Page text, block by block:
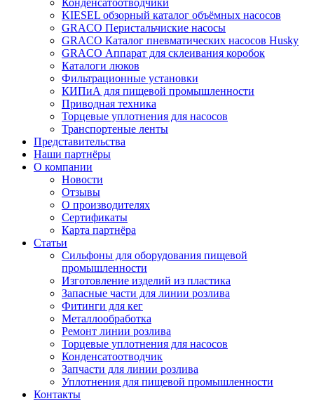
Конденсатоотводчики
KIESEL обзорный каталог объёмных насосов
GRACO Перистальчиские насосы
GRACO Каталог пневматических насосов Husky
GRACO Аппарат для склеивания коробок
Каталоги люков
Фильтрационные установки
КИПиА для пищевой промышленности
Приводная техника
Торцевые уплотнения для насосов
Транспортеные ленты
Представительства
Наши партнёры
О компании
Новости
Отзывы
О производителях
Сертификаты
Карта партнёра
Статьи
Сильфоны для оборудования пищевой
промышленности
Изготовление изделий из пластика
Запасные части для линии розлива
Фитинги для кег
Металлообработка
Ремонт линии розлива
Торцевые уплотнения для насосов
Конденсатоотводчик
Запчасти для линии розлива
Уплотнения для пищевой промышленности
Контакты